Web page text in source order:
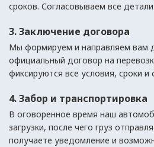
сроков. Согласовываем все детали.
3. Заключение договора
Мы формируем и направляем вам
официальный договор на
фиксируются все условия, сроки и
4. Забор и транспортировка
В оговоренное время наш
загрузки, после чего груз
получаете уведомление и